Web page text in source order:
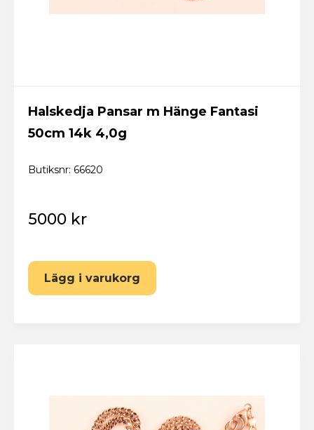
Har du redan ett konto? Logga in här
Halskedja Pansar m Hänge Fantasi
50cm 14k 4,0g
Butiksnr: 66620
5000 kr
Lägg i varukorg